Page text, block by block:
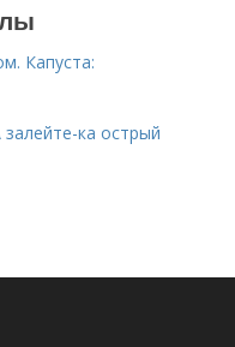
Капуста:
залейте-ка острый